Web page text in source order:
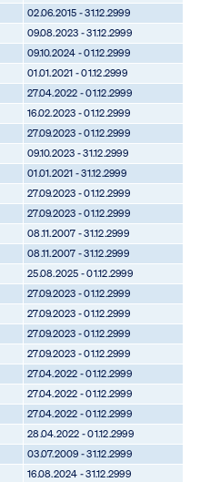
02.06.2015 - 31.12.2999
09.08.2023 - 31.12.2999
09.10.2024 - 01.12.2999
01.01.2021 - 01.12.2999
27.04.2022 - 01.12.2999
16.02.2023 - 01.12.2999
27.09.2023 - 01.12.2999
09.10.2023 - 31.12.2999
01.01.2021 - 31.12.2999
27.09.2023 - 01.12.2999
27.09.2023 - 01.12.2999
08.11.2007 - 31.12.2999
08.11.2007 - 31.12.2999
25.08.2025 - 01.12.2999
27.09.2023 - 01.12.2999
27.09.2023 - 01.12.2999
27.09.2023 - 01.12.2999
27.09.2023 - 01.12.2999
27.04.2022 - 01.12.2999
27.04.2022 - 01.12.2999
27.04.2022 - 01.12.2999
28.04.2022 - 01.12.2999
03.07.2009 - 31.12.2999
16.08.2024 - 31.12.2999